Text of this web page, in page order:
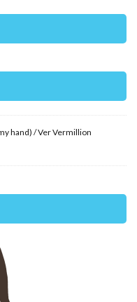
hand) / Ver Vermillion